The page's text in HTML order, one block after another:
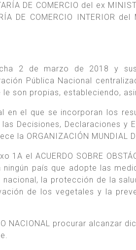
DE COMERCIO del ex
DE COMERCIO INTERIOR del
2 de marzo de 2018 y
Pública Nacional
son propias, estableciendo,
en el que se incorporan los
Decisiones, Declaraciones y
la ORGANIZACIÓN MUNDIAL
el ACUERDO SOBRE
país que adopte las
la protección de la
de los vegetales y la
NACIONAL procurar alcanzar